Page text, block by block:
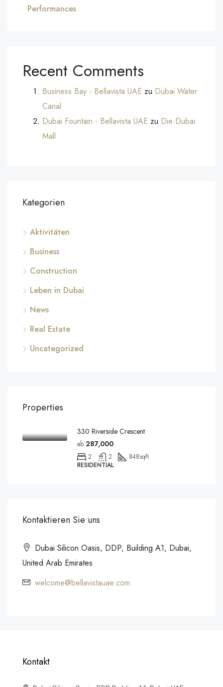
Performances
Recent Comments
Business Bay - Bellavista UAE zu Dubai Water
Canal
Dubai Fountain - Bellavista UAE zu Die Dubai
Mall
Kategorien
Aktivitäten
Business
Construction
Leben in Dubai
News
Real Estate
Uncategorized
Properties
330 Riverside Crescent
ab 287,000
2 2 848sqft
RESIDENTIAL
Kontaktieren Sie uns
Dubai Silicon Oasis, DDP, Building A1, Dubai,
United Arab Emirates
welcome@bellavistauae.com
Kontakt